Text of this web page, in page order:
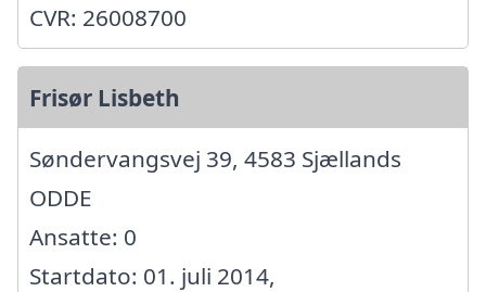
CVR: 26008700
Frisør Lisbeth
Søndervangsvej 39, 4583 Sjællands
ODDE
Ansatte: 0
Startdato: 01. juli 2014,